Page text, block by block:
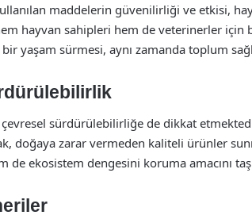
maddelerin güvenilirliği ve etkisi,
hayvan sahipleri hem de veterinerler için
bir yaşam sürmesi, aynı zamanda toplum
çevresel sürdürülebilirliğe de dikkat
doğaya zarar vermeden kaliteli ürünler
de ekosistem dengesini koruma amacını